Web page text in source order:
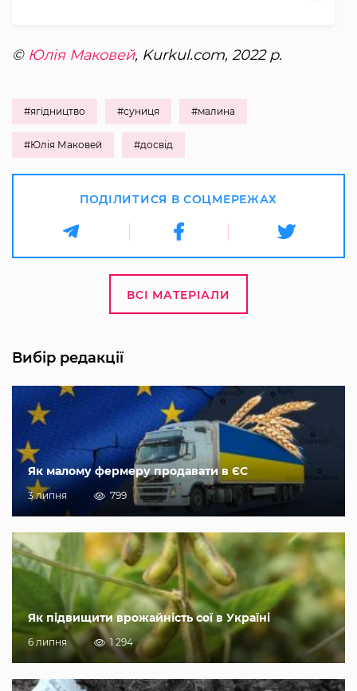
© Юлія Маковей, Kurkul.com, 2022 р.
#ягідництво #суниця #малина
#Юлія Маковей #досвід
ПОДІЛИТИСЯ В СОЦМЕРЕЖАХ
ВСІ МАТЕРІАЛИ
Вибір редакції
Як малому фермеру продавати в ЄС
3 липня 799
Як підвищити врожайність сої в Україні
6 липня 1 294